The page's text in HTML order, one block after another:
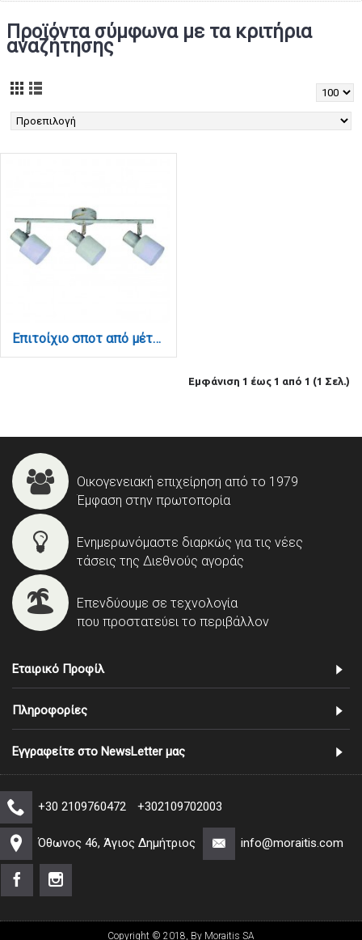
Προϊόντα σύμφωνα με τα κριτήρια
αναζήτησης
Επιτοίχιο σποτ από μέταλλο σε απόχρωση λευκής πατίνας 3XE14 D:45cm (9079-3Φ-Λευκή Πατίνα)
Εμφάνιση 1 έως 1 από 1 (1 Σελ.)
Οικογενειακή επιχείρηση από το 1979
Έμφαση στην πρωτοπορία
Ενημερωνόμαστε διαρκώς για τις νέες
τάσεις της Διεθνούς αγοράς
Επενδύουμε σε τεχνολογία
που προστατεύει το περιβάλλον
Εταιρικό Προφίλ
Πληροφορίες
Εγγραφείτε στο NewsLetter μας
+30 2109760472 +302109702003
Όθωνος 46, Άγιος Δημήτριος info@moraitis.com
Copyright © 2018, By Moraitis SA